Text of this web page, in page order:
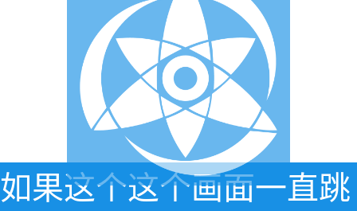
如果这个这个画面一直跳